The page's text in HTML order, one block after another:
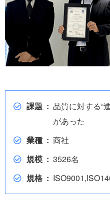
課題
品質に対する“
があった
業種
商社
規模
3526名
規格